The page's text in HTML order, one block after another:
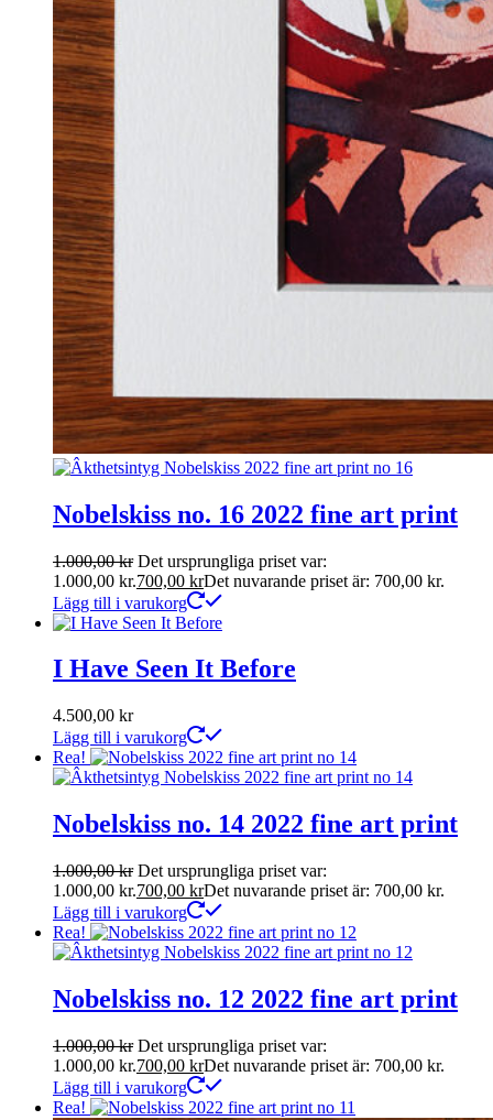
Nobelskiss no. 16 2022 fine art print
1.000,00kr Det ursprungliga priset var:
1.000,00 kr.700,00 krDet nuvarande priset är: 700,00 kr.
Lägg till i varukorg
I Have Seen It Before
4.500,00 kr
Lägg till i varukorg
Rea!
Nobelskiss no. 14 2022 fine art print
1.000,00kr Det ursprungliga priset var:
1.000,00 kr.700,00 krDet nuvarande priset är: 700,00 kr.
Lägg till i varukorg
Rea!
Nobelskiss no. 12 2022 fine art print
1.000,00kr Det ursprungliga priset var:
1.000,00 kr.700,00 krDet nuvarande priset är: 700,00 kr.
Lägg till i varukorg
Rea!